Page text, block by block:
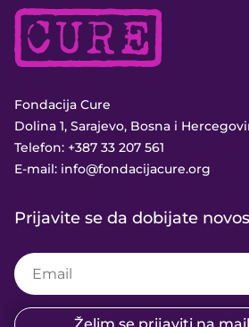
Fondacija Cure
Dolina 1, Sarajevo, Bosna i
Telefon: +387 33 207 561
E-mail: info@fondacijacure.org
Prijavite se da dobijate